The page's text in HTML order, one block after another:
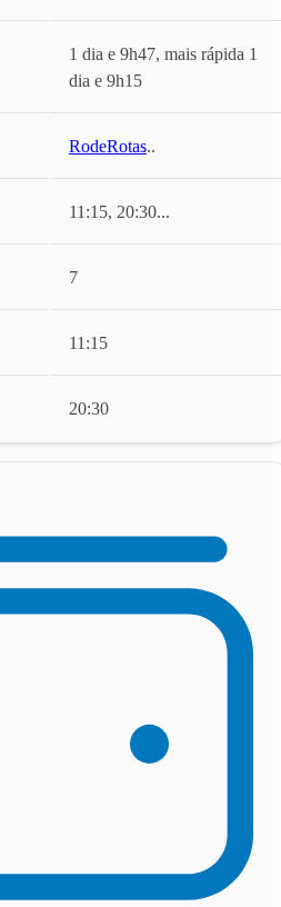
1 dia e 9h47, mais rápida 1
dia e 9h15
RodeRotas...
11:15, 20:30...
7
11:15
20:30